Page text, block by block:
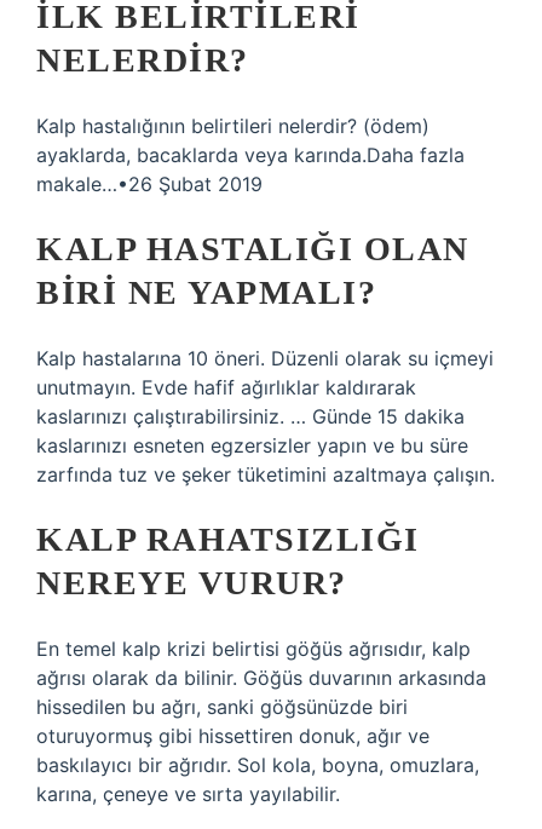
ILK BELIRTILERI
NELERDIR?
Kalp hastalığının belirtileri nelerdir? (ödem)
ayaklarda, bacaklarda veya karında.Daha fazla
makale…•26 Şubat 2019
KALP HASTALIĞI OLAN
BIRI NE YAPMALI?
Kalp hastalarına 10 öneri. Düzenli olarak su içmeyi
unutmayın. Evde hafif ağırlıklar kaldırarak
kaslarınızı çalıştırabilirsiniz. … Günde 15 dakika
kaslarınızı esneten egzersizler yapın ve bu süre
zarfında tuz ve şeker tüketimini azaltmaya çalışın.
KALP RAHATSIZLIĞI
NEREYE VURUR?
En temel kalp krizi belirtisi göğüs ağrısıdır, kalp
ağrısı olarak da bilinir. Göğüs duvarının arkasında
hissedilen bu ağrı, sanki göğsünüzde biri
oturuyormuş gibi hissettiren donuk, ağır ve
baskılayıcı bir ağrıdır. Sol kola, boyna, omuzlara,
karına, çeneye ve sırta yayılabilir.